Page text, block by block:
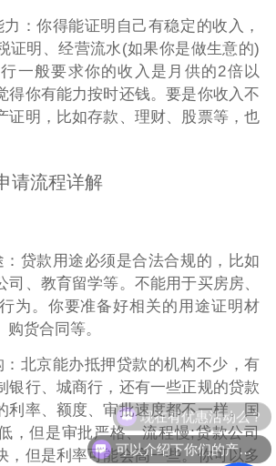
：你得能证明自己有稳定的收入，
证明、经营流水(如果你是做生意的)
一般要求你的收入是月供的2倍以
得你有能力按时还钱。要是你收入不
证明，比如存款、理财、股票等，也
请流程详解
贷款用途必须是合法合规的，比如
司、教育留学等。不能用于买房房、
为。你要准备好相关的用途证明材
货合同等。
北京能办抵押贷款的机构不少，有
银行、城商行，还有一些正规的贷款
利率、额度、审批速度都不一样。国
，但是审批严格、流程慢;贷款公司
，但是利率可能会高一些。你可以多
可以介绍下你们的产品么？
现在有优惠活动么？